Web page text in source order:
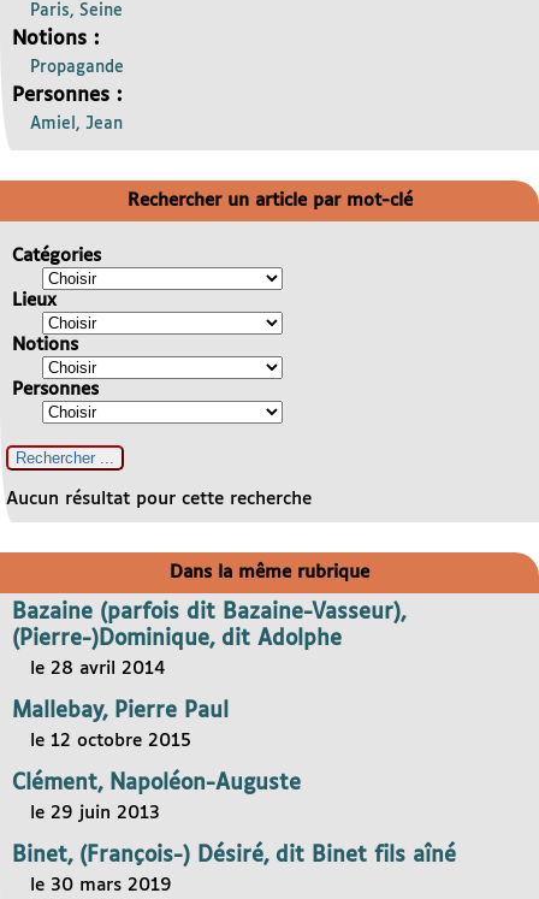
Paris, Seine
Notions :
Propagande
Personnes :
Amiel, Jean
Rechercher un article par mot-clé
Catégories
Lieux
Notions
Personnes
Aucun résultat pour cette recherche
Dans la même rubrique
Bazaine (parfois dit Bazaine-Vasseur),
(Pierre-)Dominique, dit Adolphe
le 28 avril 2014
Mallebay, Pierre Paul
le 12 octobre 2015
Clément, Napoléon-Auguste
le 29 juin 2013
Binet, (François-) Désiré, dit Binet fils aîné
le 30 mars 2019